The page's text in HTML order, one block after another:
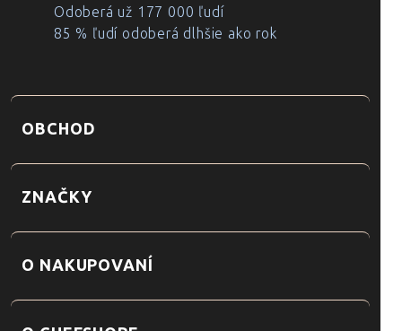
Odoberá už 177 000 ľudí
85 % ľudí odoberá dlhšie ako rok
OBCHOD
ZNAČKY
O NAKUPOVANÍ